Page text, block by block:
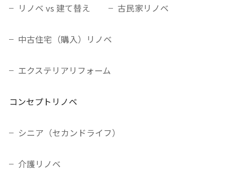
リノベ vs 建て替え 古民家リノベ
中古住宅（購入）リノベ
エクステリアリフォーム
コンセプトリノベ
シニア（セカンドライフ）
介護リノベ